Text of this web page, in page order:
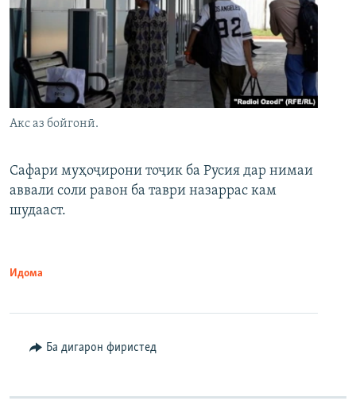
Акс аз бойгонӣ.
Сафари муҳоҷирони тоҷик ба Русия дар нимаи
аввали соли равон ба таври назаррас кам
шудааст.
Идома
Ба дигарон фиристед